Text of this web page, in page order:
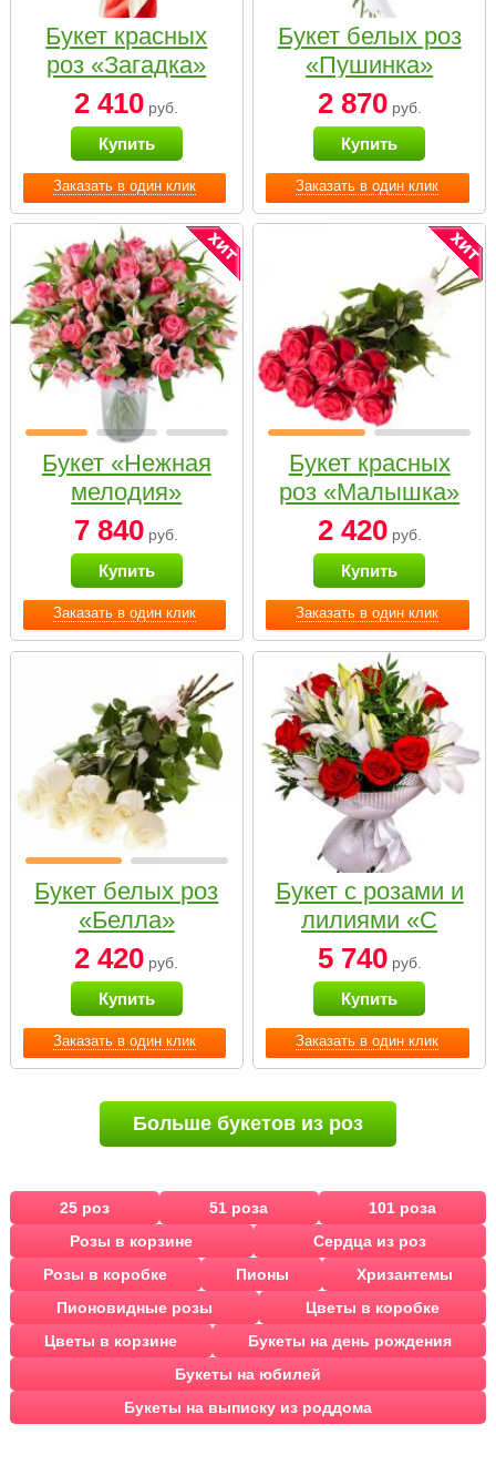
Заказать в один клик
Букет красных
роз «Загадка»
2 410 руб.
Купить
Заказать в один клик
Букет белых роз
«Пушинка»
2 870руб.
Купить
Заказать в один клик
Букет «Нежная
мелодия»
7 840 руб.
Купить
Заказать в один клик
Букет красных
роз «Малышка»
2 420руб.
Купить
Заказать в один клик
Букет белых роз
«Белла»
2 420 руб.
Купить
Заказать в один клик
Букет с розами и
лилиями «С
наилучшими
пожеланиями»
5 740руб.
Купить
Больше букетов из роз
25 роз 51 роза
101 роза
Розы в корзине
Сердца из роз
Розы в коробке
Пионы
Хризантемы
Пионовидные розы
Цветы в коробке
Цветы в корзине
Букеты на день рождения
Букеты на юбилей
Букеты на выписку из роддома